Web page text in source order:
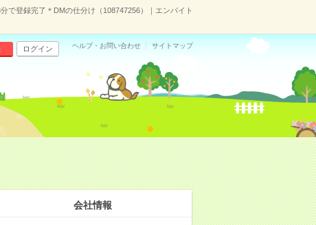
で登録完了＊DMの仕分け（108747256）｜エンバイト
ログイン ヘルプ・お問い合わせ サイトマップ
会社情報